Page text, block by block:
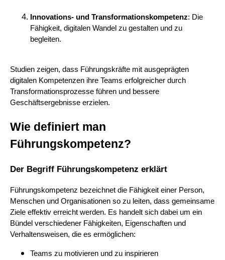
Innovations- und Transformationskompetenz: Die
Fähigkeit, digitalen Wandel zu gestalten und zu
begleiten.
Studien zeigen, dass Führungskräfte mit ausgeprägten
digitalen Kompetenzen ihre Teams erfolgreicher durch
Transformationsprozesse führen und bessere
Geschäftsergebnisse erzielen.
Wie definiert man
Führungskompetenz?
Der Begriff Führungskompetenz erklärt
Führungskompetenz bezeichnet die Fähigkeit einer Person,
Menschen und Organisationen so zu leiten, dass gemeinsame
Ziele effektiv erreicht werden. Es handelt sich dabei um ein
Bündel verschiedener Fähigkeiten, Eigenschaften und
Verhaltensweisen, die es ermöglichen:
Teams zu motivieren und zu inspirieren